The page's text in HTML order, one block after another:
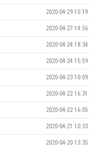
2020-04-29 15:19
2020-04-27 14:56
2020-04-24 18:34
2020-04-24 15:59
2020-04-23 10:09
2020-04-22 16:31
2020-04-22 16:05
2020-04-21 10:33
2020-04-20 13:35